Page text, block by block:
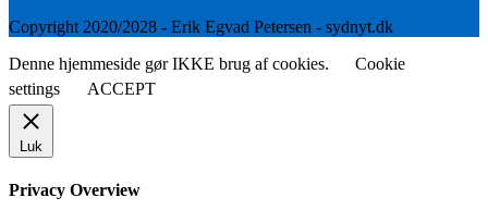
Copyright 2020/2028 - Erik Egvad Petersen - sydnyt.dk
Denne hjemmeside gør IKKE brug af cookies.
Cookie
settings
ACCEPT
Luk
Privacy Overview